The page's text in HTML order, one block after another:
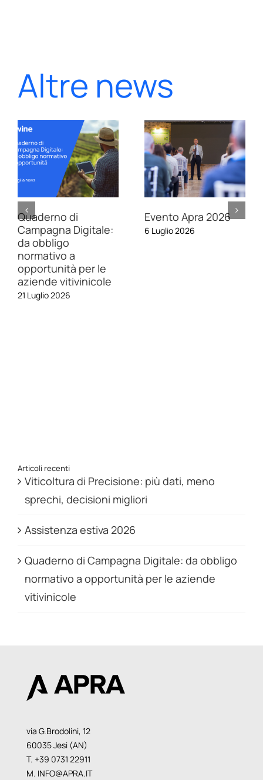
Altre news
Quaderno di
Campagna Digitale:
da obbligo
normativo a
opportunità per le
aziende vitivinicole
21 Luglio 2026
Evento Apra 2026
6 Luglio 2026
Articoli recenti
Viticoltura di Precisione: più dati, meno
sprechi, decisioni migliori
Assistenza estiva 2026
Quaderno di Campagna Digitale: da obbligo
normativo a opportunità per le aziende
vitivinicole
via G.Brodolini, 12
60035 Jesi (AN)
T. +39 0731 22911
M. INFO@APRA.IT